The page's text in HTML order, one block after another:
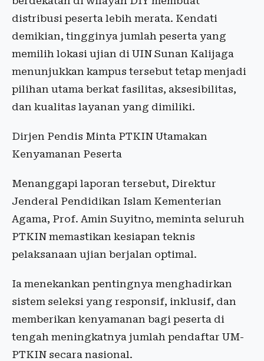
distribusi peserta lebih merata. Kendati
demikian, tingginya jumlah peserta yang
memilih lokasi ujian di UIN Sunan Kalijaga
menunjukkan kampus tersebut tetap menjadi
pilihan utama berkat fasilitas, aksesibilitas,
dan kualitas layanan yang dimiliki.
Dirjen Pendis Minta PTKIN Utamakan
Kenyamanan Peserta
Menanggapi laporan tersebut, Direktur
Jenderal Pendidikan Islam Kementerian
Agama, Prof. Amin Suyitno, meminta seluruh
PTKIN memastikan kesiapan teknis
pelaksanaan ujian berjalan optimal.
Ia menekankan pentingnya menghadirkan
sistem seleksi yang responsif, inklusif, dan
memberikan kenyamanan bagi peserta di
tengah meningkatnya jumlah pendaftar UM-
PTKIN secara nasional.